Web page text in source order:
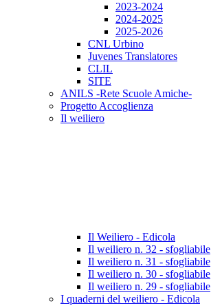
2023-2024
2024-2025
2025-2026
CNL Urbino
Juvenes Translatores
CLIL
SITE
ANILS -Rete Scuole Amiche-
Progetto Accoglienza
Il weiliero
Il Weiliero - Edicola
Il weiliero n. 32 - sfogliabile
Il weiliero n. 31 - sfogliabile
Il weiliero n. 30 - sfogliabile
Il weiliero n. 29 - sfogliabile
I quaderni del weiliero - Edicola